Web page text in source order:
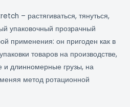
– растягиваться, тянуться,
упаковочный прозрачный
применения: он пригоден как в
товаров на производстве,
и длинномерные грузы, на
метод ротационной